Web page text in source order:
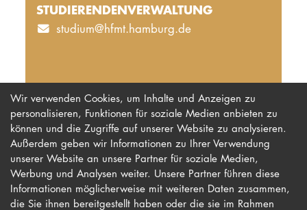
STUDIERENDENVERWALTUNG
studium@hfmt.hamburg.de
Impressum
Datenschutz
Newsletter
Barrierefreiheit
Wir verwenden Cookies, um Inhalte und Anzeigen zu
personalisieren, Funktionen für soziale Medien anbieten zu
können und die Zugriffe auf unserer Website zu analysieren.
Außerdem geben wir Informationen zu Ihrer Verwendung
unserer Website an unsere Partner für soziale Medien,
Werbung und Analysen weiter. Unsere Partner führen diese
Informationen möglicherweise mit weiteren Daten zusammen,
die Sie ihnen bereitgestellt haben oder die sie im Rahmen